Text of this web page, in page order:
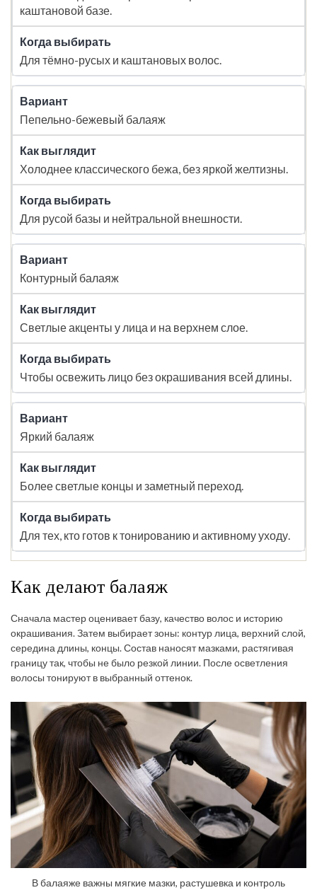
каштановой базе.
Для тёмно-русых и каштановых волос.
Пепельно-бежевый балаяж
Холоднее классического бежа, без яркой желтизны.
Для русой базы и нейтральной внешности.
Контурный балаяж
Светлые акценты у лица и на верхнем слое.
Чтобы освежить лицо без окрашивания всей длины.
Яркий балаяж
Более светлые концы и заметный переход.
Для тех, кто готов к тонированию и активному уходу.
Как делают балаяж
Сначала мастер оценивает базу, качество волос и историю
окрашивания. Затем выбирает зоны: контур лица, верхний слой,
середина длины, концы. Состав наносят мазками, растягивая
границу так, чтобы не было резкой линии. После осветления
волосы тонируют в выбранный оттенок.
В балаяже важны мягкие мазки, растушевка и контроль